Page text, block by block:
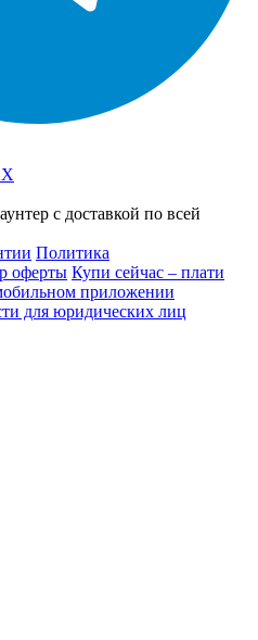
с доставкой по всей
Политика
оферты Купи сейчас – плати
приложении
для юридических лиц